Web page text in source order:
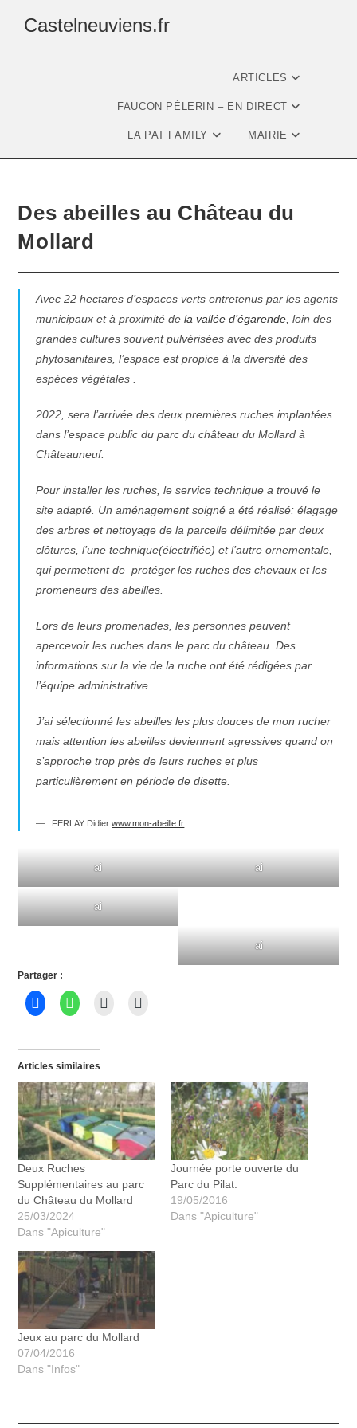
Castelneuviens.fr
ARTICLES
FAUCON PÈLERIN – EN DIRECT
LA PAT FAMILY MAIRIE
Des abeilles au Château du
Mollard
Avec 22 hectares d’espaces verts entretenus par les agents
municipaux et à proximité dela vallée d’égarende , loin des
grandes cultures souvent pulvérisées avec des produits
phytosanitaires, l’espace est propice à la diversité des
espèces végétales .
2022, sera l’arrivée des deux premières ruches implantées
dans l’espace public du parc du château du Mollard à
Châteauneuf.
Pour installer les ruches, le service technique a trouvé le
site adapté. Un aménagement soigné a été réalisé: élagage
des arbres et nettoyage de la parcelle délimitée par deux
clôtures, l’une technique(électrifiée) et l’autre ornementale,
qui permettent de protéger les ruches des chevaux et les
promeneurs des abeilles.
Lors de leurs promenades, les personnes peuvent
apercevoir les ruches dans le parc du château. Des
informations sur la vie de la ruche ont été rédigées par
l’équipe administrative.
J’ai sélectionné les abeilles les plus douces de mon rucher
mais attention les abeilles deviennent agressives quand on
s’approche trop près de leurs ruches et plus
particulièrement en période de disette.
FERLAY Didierwww.mon-abeille.fr
ai ai
ai
ai
Partager :
Articles similaires
Deux Ruches
Supplémentaires au parc
du Château du Mollard
25/03/2024
Dans "Apiculture"
Journée porte ouverte du
Parc du Pilat.
19/05/2016
Dans "Apiculture"
Jeux au parc du Mollard
07/04/2016
Dans "Infos"